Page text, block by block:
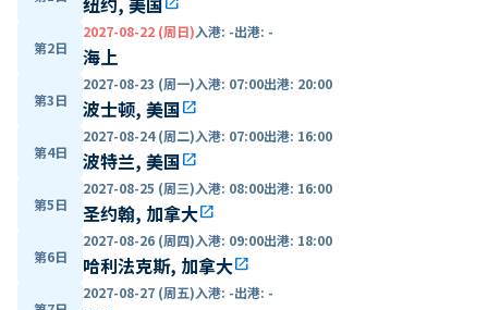
第2日
2027-08-22 (周日)入港: -出港: -
海上
第3日
2027-08-23 (周一)入港: 07:00出港: 20:00
波士顿, 美国open_in_new
第4日
2027-08-24 (周二)入港: 07:00出港: 16:00
波特兰, 美国open_in_new
第5日
2027-08-25 (周三)入港: 08:00出港: 16:00
圣约翰, 加拿大open_in_new
第6日
2027-08-26 (周四)入港: 09:00出港: 18:00
哈利法克斯, 加拿大open_in_new
2027-08-27 (周五)入港: -出港: -